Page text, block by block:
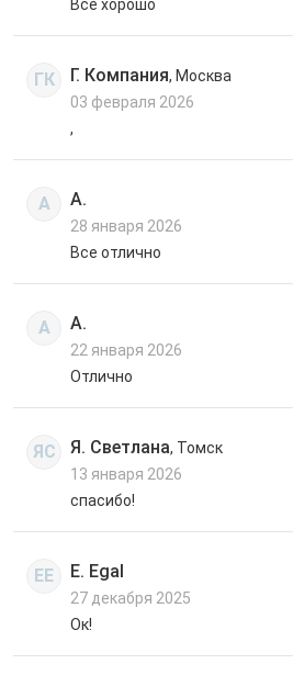
Все хорошо
ГК Г. Компания, Москва
03 февраля 2026
,
А А.
28 января 2026
Все отлично
А А.
22 января 2026
Отлично
ЯС Я. Светлана, Томск
13 января 2026
спасибо!
EE E. Egal
27 декабря 2025
Ок!